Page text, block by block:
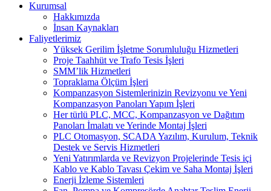
Kurumsal
Hakkımızda
İnsan Kaynakları
Faliyetlerimiz
Yüksek Gerilim İşletme Sorumluluğu Hizmetleri
Proje Taahhüt ve Trafo Tesis İşleri
SMM’lik Hizmetleri
Topraklama Ölçüm İşleri
Kompanzasyon Sistemlerinizin Revizyonu ve Yeni
Kompanzasyon Panoları Yapım İşleri
Her türlü PLC, MCC, Kompanzasyon ve Dağıtım
Panoları İmalatı ve Yerinde Montaj İşleri
PLC Otomasyon, SCADA Yazılım, Kurulum, Teknik
Destek ve Servis Hizmetleri
Yeni Yatırımlarda ve Revizyon Projelerinde Tesis içi
Kablo ve Kablo Tavası Çekim ve Saha Montaj İşleri
Enerji İzleme Sistemleri